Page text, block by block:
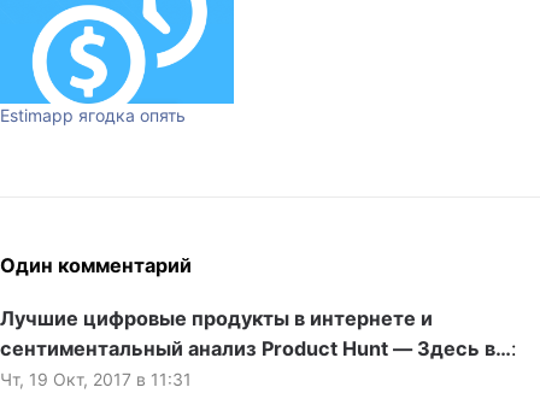
Estimapp ягодка опять
Один комментарий
Лучшие цифровые продукты в интернете и
сентиментальный анализ Product Hunt — Здесь в…:
Чт, 19 Окт, 2017 в 11:31